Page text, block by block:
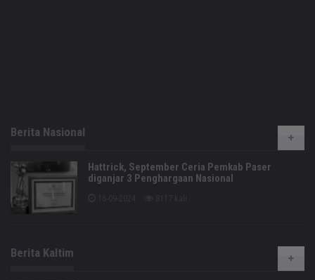
Berita Nasional
Hattrick, September Ceria Pemkab Paser
diganjar 3 Penghargaan Nasional
Berita Kaltim